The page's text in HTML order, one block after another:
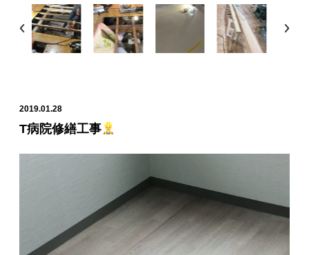
Prev
2019.01.28
T病院修繕工事